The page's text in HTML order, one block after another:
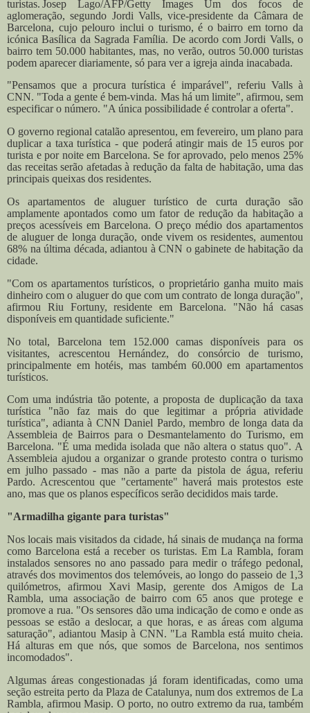
turistas. Josep Lago/AFP/Getty Images Um dos focos de
aglomeração, segundo Jordi Valls, vice-presidente da Câmara de
Barcelona, cujo pelouro inclui o turismo, é o bairro em torno da
icónica Basílica da Sagrada Família. De acordo com Jordi Valls, o
bairro tem 50.000 habitantes, mas, no verão, outros 50.000 turistas
podem aparecer diariamente, só para ver a igreja ainda inacabada.
"Pensamos que a procura turística é imparável", referiu Valls à
CNN. "Toda a gente é bem-vinda. Mas há um limite", afirmou, sem
especificar o número. "A única possibilidade é controlar a oferta".
O governo regional catalão apresentou, em fevereiro, um plano para
duplicar a taxa turística - que poderá atingir mais de 15 euros por
turista e por noite em Barcelona. Se for aprovado, pelo menos 25%
das receitas serão afetadas à redução da falta de habitação, uma das
principais queixas dos residentes.
Os apartamentos de aluguer turístico de curta duração são
amplamente apontados como um fator de redução da habitação a
preços acessíveis em Barcelona. O preço médio dos apartamentos
de aluguer de longa duração, onde vivem os residentes, aumentou
68% na última década, adiantou à CNN o gabinete de habitação da
cidade.
"Com os apartamentos turísticos, o proprietário ganha muito mais
dinheiro com o aluguer do que com um contrato de longa duração",
afirmou Riu Fortuny, residente em Barcelona. "Não há casas
disponíveis em quantidade suficiente."
No total, Barcelona tem 152.000 camas disponíveis para os
visitantes, acrescentou Hernández, do consórcio de turismo,
principalmente em hotéis, mas também 60.000 em apartamentos
turísticos.
Com uma indústria tão potente, a proposta de duplicação da taxa
turística "não faz mais do que legitimar a própria atividade
turística", adianta à CNN Daniel Pardo, membro de longa data da
Assembleia de Bairros para o Desmantelamento do Turismo, em
Barcelona. "É uma medida isolada que não altera o status quo". A
Assembleia ajudou a organizar o grande protesto contra o turismo
em julho passado - mas não a parte da pistola de água, referiu
Pardo. Acrescentou que "certamente" haverá mais protestos este
ano, mas que os planos específicos serão decididos mais tarde.
"Armadilha gigante para turistas"
Nos locais mais visitados da cidade, há sinais de mudança na forma
como Barcelona está a receber os turistas. Em La Rambla, foram
instalados sensores no ano passado para medir o tráfego pedonal,
através dos movimentos dos telemóveis, ao longo do passeio de 1,3
quilómetros, afirmou Xavi Masip, gerente dos Amigos de La
Rambla, uma associação de bairro com 65 anos que protege e
promove a rua. "Os sensores dão uma indicação de como e onde as
pessoas se estão a deslocar, a que horas, e as áreas com alguma
saturação", adiantou Masip à CNN. "La Rambla está muito cheia.
Há alturas em que nós, que somos de Barcelona, nos sentimos
incomodados".
Algumas áreas congestionadas já foram identificadas, como uma
seção estreita perto da Plaza de Catalunya, num dos extremos de La
Rambla, afirmou Masip. O porto, no outro extremo da rua, também